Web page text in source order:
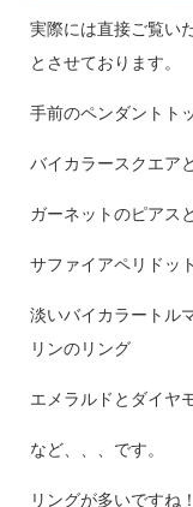
実際には直接ご覧い
とさせております。
手前のペンダントト
バイカラースクエア
ガーネットのピアス
サファイアペリドッ
淡いバイカラートル
リンのリング
エメラルドとダイヤ
など、、、です。
リングが多いですね！